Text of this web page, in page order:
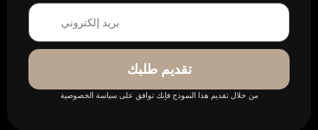
تقديم طلبك
من خلال تقديم هذا النموذج فإنك توافق على سياسة الخصوصية